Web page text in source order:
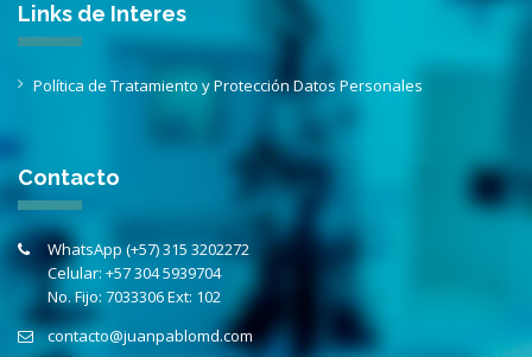
Links de Interes
Política de Tratamiento y Protección Datos Personales
Contacto
WhatsApp (+57) 315 3202272
Celular: +57 304 5939704
No. Fijo: 7033306 Ext: 102
contacto@juanpablomd.com